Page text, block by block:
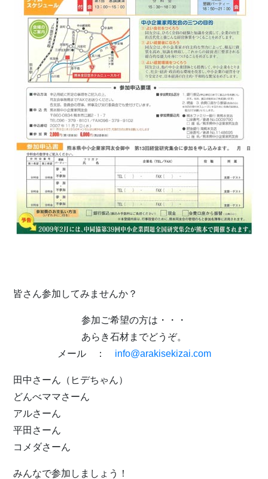
皆さん参加してみませんか？
参加ご希望の方は・・・
あらき石材までどうぞ。
メール ： info@arakisekizai.com
田中さーん（ヒデちゃん）
どんべママさーん
アルさーん
平田さーん
コメダさーん
みんなで参加しましょう！